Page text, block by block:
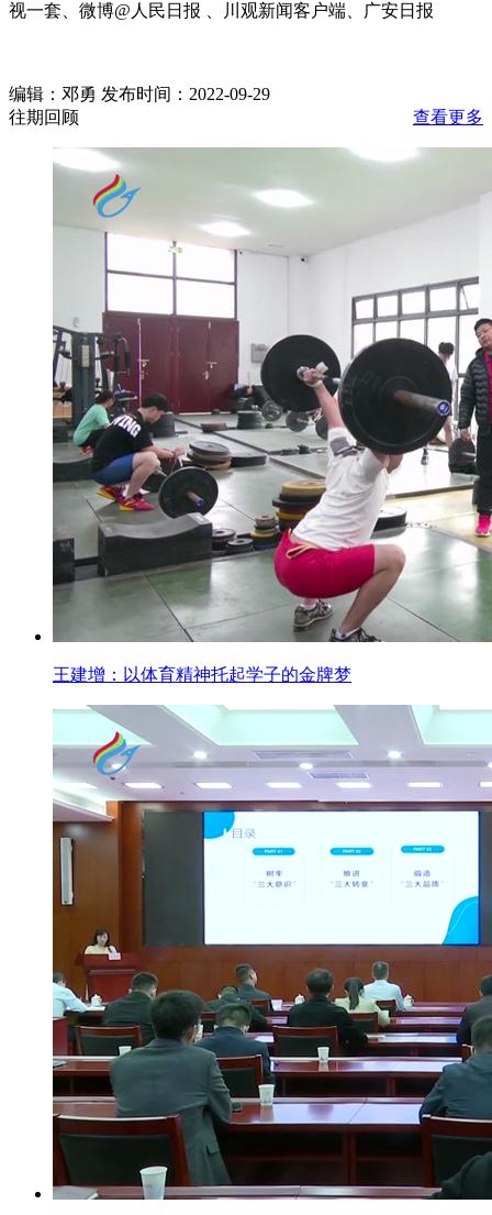
视一套、微博@人民日报 、川观新闻客户端、广安日报
编辑：邓勇 发布时间：2022-09-29
往期回顾
查看更多
王建增：以体育精神托起学子的金牌梦